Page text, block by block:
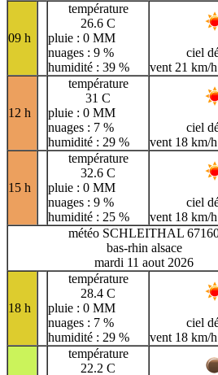
09 h
température
26.6 C
pluie : 0 MM
nuages : 9 %
humidité : 39 %
ciel
vent 21 km/
12 h
température
31 C
pluie : 0 MM
nuages : 7 %
humidité : 29 %
ciel
vent 18 km/
15 h
température
32.6 C
pluie : 0 MM
nuages : 9 %
humidité : 25 %
ciel
vent 18 km/
météo SCHLEITHAL
bas-rhin alsace
mardi 11 aout 2026
18 h
température
28.4 C
pluie : 0 MM
nuages : 7 %
humidité : 29 %
ciel
vent 18 km/
température
22.2 C